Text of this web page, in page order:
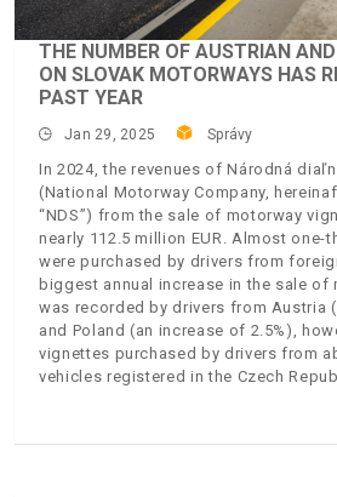
THE NUMBER OF AUSTRIAN
ON SLOVAK MOTORWAYS HAS
PAST YEAR
Jan 29, 2025 Správy
In 2024, the revenues of Národná
(National Motorway Company,
“NDS”) from the sale of motorway
nearly 112.5 million EUR. Almost
were purchased by drivers from
biggest annual increase in the sale of
was recorded by drivers from Austria
and Poland (an increase of 2.5%),
vignettes purchased by drivers from
vehicles registered in the Czech